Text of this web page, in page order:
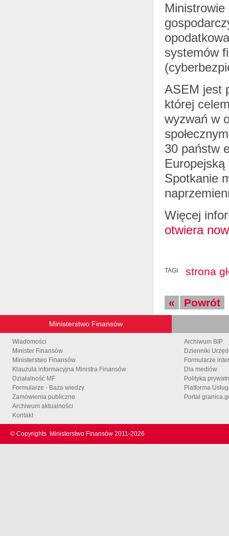
Ministrowie
systemów
ASEM jest
której
wyzwań w
30 państw
Spotkanie
Więcej
otwiera
TAGI strona
« Powrót
Ministerstwo Finansów
Wiadomości
Minister Finansów
Ministerstwo Finansów
Klauzula informacyjna Ministra Finansów
Działalność MF
Formularze - Baza wiedzy
Zamówienia publiczne
Archiwum aktualności
Kontakt
Archiwum BIP
Dzienniki
Formularze
Dla mediów
Polityka
Platforma
Portal
© Copyrights Ministerstwo Finansów 2011-2026